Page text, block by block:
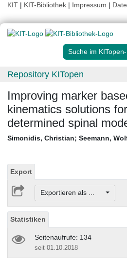
KIT | KIT-Bibliothek | Impressum |
Suche im
Repository KITopen
Improving marker
kinematics solutions
determined spinal
Simonidis, Christian; Seemann,
Export
Exportieren als ...
Statistiken
Seitenaufrufe: 134
seit 01.10.2018